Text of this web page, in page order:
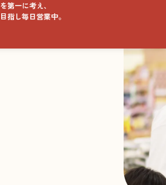
第一に考え、
指し毎日営業中。